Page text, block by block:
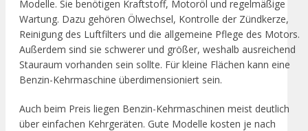
Modelle. Sie benötigen Kraftstoff, Motoröl und regelmäßige
Wartung. Dazu gehören Ölwechsel, Kontrolle der Zündkerze,
Reinigung des Luftfilters und die allgemeine Pflege des Motors.
Außerdem sind sie schwerer und größer, weshalb ausreichend
Stauraum vorhanden sein sollte. Für kleine Flächen kann eine
Benzin-Kehrmaschine überdimensioniert sein.
Auch beim Preis liegen Benzin-Kehrmaschinen meist deutlich
über einfachen Kehrgeräten. Gute Modelle kosten je nach